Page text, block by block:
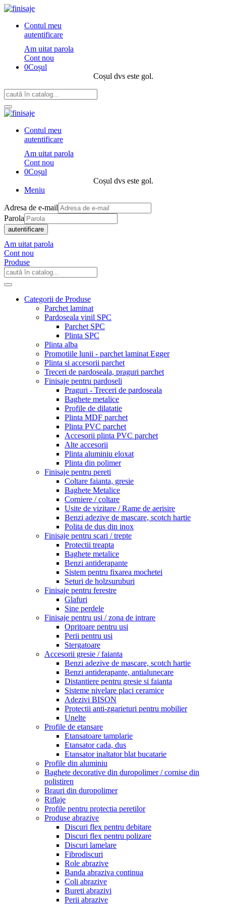
Contul meu
autentificare
Am uitat parola
Cont nou
0Coșul
Coșul dvs este gol.
Contul meu
autentificare
Am uitat parola
Cont nou
0Coșul
Coșul dvs este gol.
Meniu
Adresa de e-mail
Parola
autentificare
Am uitat parola
Cont nou
Produse
Categorii de Produse
Parchet laminat
Pardoseala vinil SPC
Parchet SPC
Plinta SPC
Plinta alba
Promotiile lunii - parchet laminat Egger
Plinta si accesorii parchet
Treceri de pardoseala, praguri parchet
Finisaje pentru pardoseli
Praguri - Treceri de pardoseala
Baghete metalice
Profile de dilatatie
Plinta MDF parchet
Plinta PVC parchet
Accesorii plinta PVC parchet
Alte accesorii
Plinta aluminiu eloxat
Plinta din polimer
Finisaje pentru pereti
Coltare faianta, gresie
Baghete Metalice
Corniere / coltare
Usite de vizitare / Rame de aerisire
Benzi adezive de mascare, scotch hartie
Polita de dus din inox
Finisaje pentru scari / trepte
Protectii treapta
Baghete metalice
Benzi antiderapante
Sistem pentru fixarea mochetei
Seturi de holzsuruburi
Finisaje pentru ferestre
Glafuri
Sine perdele
Finisaje pentru usi / zona de intrare
Opritoare pentru usi
Perii pentru usi
Stergatoare
Accesorii gresie / faianta
Benzi adezive de mascare, scotch hartie
Benzi antiderapante, antialunecare
Distantiere pentru gresie si faianta
Sisteme nivelare placi ceramice
Adezivi BISON
Protectii anti-zgarieturi pentru mobilier
Unelte
Profile de etansare
Etansatoare tamplarie
Etansator cada, dus
Etansator inaltator blat bucatarie
Profile din aluminiu
Baghete decorative din duropolimer / cornise din
polistiren
Brauri din duropolimer
Riflaje
Profile pentru protectia peretilor
Produse abrazive
Discuri flex pentru debitare
Discuri flex pentru polizare
Discuri lamelare
Fibrodiscuri
Role abrazive
Banda abraziva continua
Coli abrazive
Bureti abrazivi
Perii abrazive